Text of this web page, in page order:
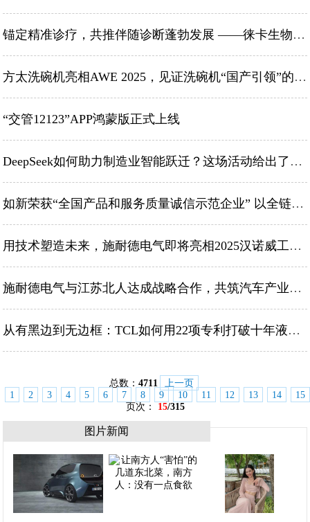
锚定精准诊疗，共推伴随诊断蓬勃发展 ——徕卡生物科技与CellCarta达成战略合作
方太洗碗机亮相AWE 2025，见证洗碗机“国产引领”的黄金十年
“交管12123”APP鸿蒙版正式上线
DeepSeek如何助力制造业智能跃迁？这场活动给出了答案
如新荣获“全国产品和服务质量诚信示范企业” 以全链路品质管理守护消费体验
用技术塑造未来，施耐德电气即将亮相2025汉诺威工业博览会
施耐德电气与江苏北人达成战略合作，共筑汽车产业智能未来
从有黑边到无边框：TCL如何用22项专利打破十年液晶屏设计僵局？
总数： 4711
上一页
1
2 3 4 5 6 7 8 9 10 11 12 13 14
15
页次： 15/315
图片新闻